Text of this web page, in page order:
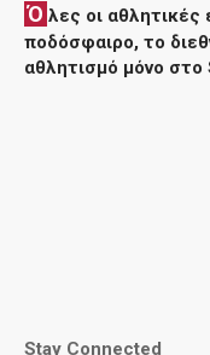
Ό λες οι αθλητικές
ποδόσφαιρο, το
αθλητισμό μόνο
Stay Connected